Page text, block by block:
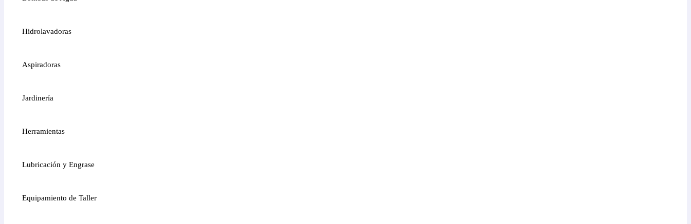
Hidrolavadoras
Aspiradoras
Jardinería
Herramientas
Lubricación y Engrase
Equipamiento de Taller